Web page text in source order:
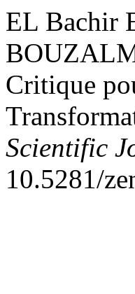
EL Bachir
Critique
Scientific
10.5281/